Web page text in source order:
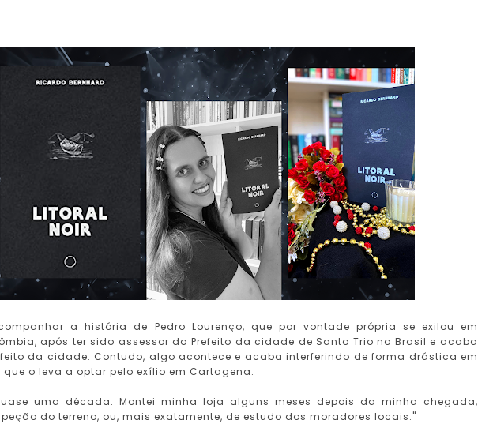
a história de Pedro Lourenço, que por vontade própria se exilou em
após ter sido assessor do Prefeito da cidade de Santo Trio no Brasil e acaba
da cidade. Contudo, algo acontece e acaba interferindo de forma drástica em
o leva a optar pelo exílio em Cartagena.
uma década. Montei minha loja alguns meses depois da minha chegada,
do terreno, ou, mais exatamente, de estudo dos moradores locais."